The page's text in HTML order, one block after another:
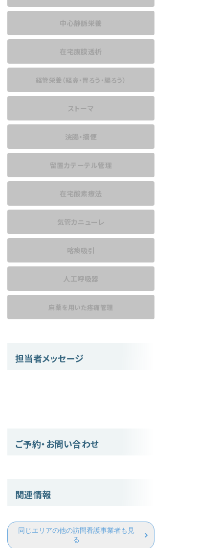
中心静脈栄養
在宅腹膜透析
経管栄養 （経鼻・胃ろう・腸ろう）
ストーマ
浣腸・摘便
留置カテーテル管理
在宅酸素療法
気管カニューレ
喀痰吸引
人工呼吸器
麻薬を用いた疼痛管理
担当者メッセージ
ご予約・お問い合わせ
関連情報
同じエリアの他の訪問看護事業者も見
る